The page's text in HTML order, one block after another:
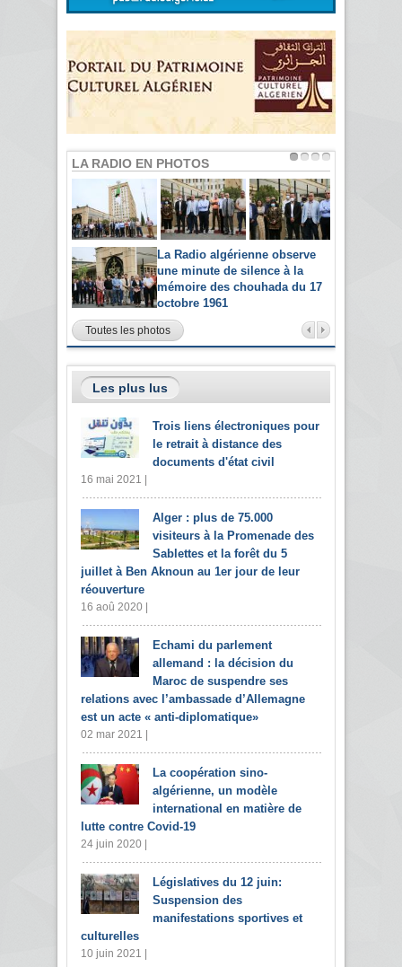
LA RADIO EN PHOTOS
La Radio algérienne observe
une minute de silence à la
mémoire des chouhada du 17
octobre 1961
Toutes les photos
Les plus lus
Trois liens électroniques pour
le retrait à distance des
documents d'état civil
16 mai 2021 |
Alger : plus de 75.000
visiteurs à la Promenade des
Sablettes et la forêt du 5
juillet à Ben Aknoun au 1er jour de leur
réouverture
16 aoû 2020 |
Echami du parlement
allemand : la décision du
Maroc de suspendre ses
relations avec l’ambassade d’Allemagne
est un acte « anti-diplomatique»
02 mar 2021 |
La coopération sino-
algérienne, un modèle
international en matière de
lutte contre Covid-19
24 juin 2020 |
Législatives du 12 juin:
Suspension des
manifestations sportives et
culturelles
10 juin 2021 |